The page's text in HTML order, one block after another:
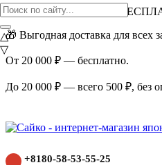
ВНИМАНИЕ АКЦИЯ!
🎁 Выгодная доставка для всех
От 20 000 ₽ — бесплатно.
До 20 000 ₽ — всего 500 ₽, без
+8180-58-53-55-25
△
▽